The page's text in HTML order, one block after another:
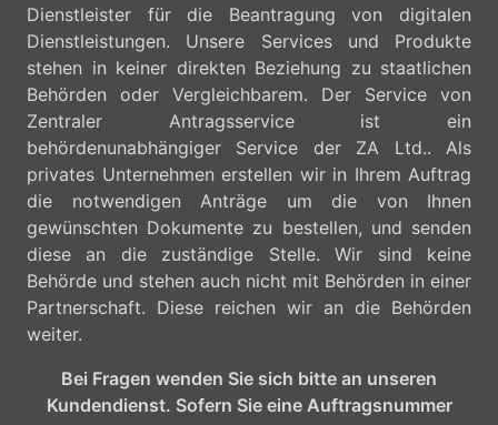
Dienstleister für die Beantragung von digitalen
Dienstleistungen. Unsere Services und Produkte
stehen in keiner direkten Beziehung zu staatlichen
Behörden oder Vergleichbarem. Der Service von
Zentraler Antragsservice ist ein
behördenunabhängiger Service der ZA Ltd.. Als
privates Unternehmen erstellen wir in Ihrem Auftrag
die notwendigen Anträge um die von Ihnen
gewünschten Dokumente zu bestellen, und senden
diese an die zuständige Stelle. Wir sind keine
Behörde und stehen auch nicht mit Behörden in einer
Partnerschaft. Diese reichen wir an die Behörden
weiter.
Bei Fragen wenden Sie sich bitte an unseren
Kundendienst. Sofern Sie eine Auftragsnummer